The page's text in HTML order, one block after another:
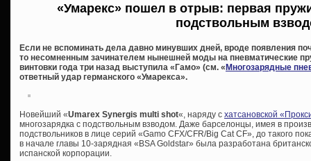
«Умарекс» пошел в отрыв: первая
подствольным
Если не вспоминать дела давно минувших дней, вроде появления
то несомненным зачинателем нынешней моды на пневматические
винтовки года три назад выступила «Гамо» (см. «Многозарядные
ответный удар германского «Умарекса».
Новейший «Umarex Synergis multi shot«, наряду с хатсановской
многозарядка с подствольным взводом. Даже барселонцы, имея в
подствольников в лице серий «Gamo CFX/CFR/Big Cat CF», до такого
в начале главы 10-зарядная «BSA Goldstar» была разработана
испанской корпорации.